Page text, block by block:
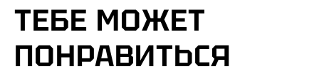
ТЕБЕ МОЖЕТ
ПОНРАВИТЬСЯ